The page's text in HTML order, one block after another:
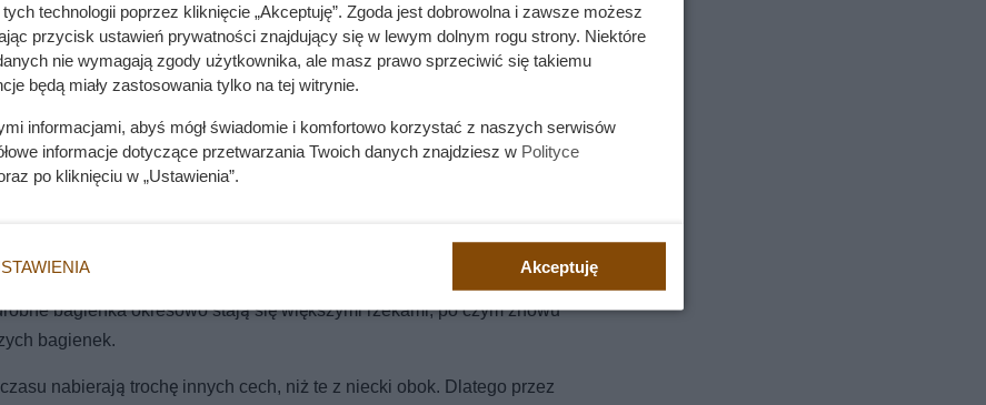
pół- bagienne zbiorniki w Afryce. Z tym wiąże się ciekawa historia
bagienka okresowo stają się większymi rzekami, po czym znowu
bagienek.
nabierają trochę innych cech, niż te z niecki obok. Dlatego przez
technologii poprzez kliknięcie „Akceptuję”. Zgoda jest dobrowolna i zawsze możesz
przycisk ustawień prywatności znajdujący się w lewym dolnym rogu strony. Niektóre
nie wymagają zgody użytkownika, ale masz prawo sprzeciwić się takiemu
będą miały zastosowania tylko na tej witrynie.
informacjami, abyś mógł świadomie i komfortowo korzystać z naszych serwisów
informacje dotyczące przetwarzania Twoich danych znajdziesz w Polityce
po kliknięciu w „Ustawienia”.
Akceptuję